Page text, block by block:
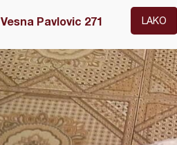
Vesna Pavlovic 271 LAKO